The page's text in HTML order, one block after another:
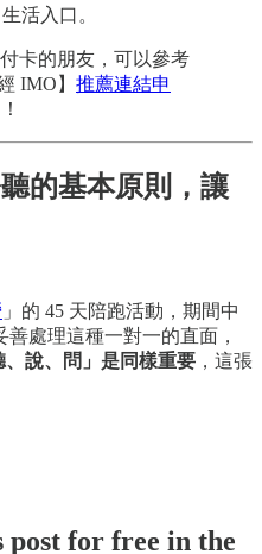
活入口。
卡的朋友，可以參考
IMO】 推薦連結申
的基本原則，讓
」的 45 天陪跑活動，期間中
善處理這種一對一的直面，
、說、問」是同樣重要 ，這張
post for free in the